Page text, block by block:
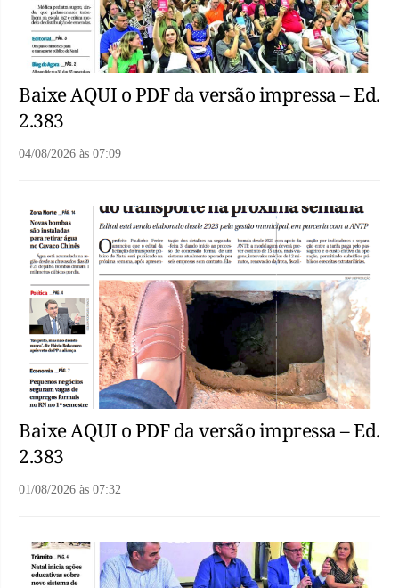
Baixe AQUI o PDF da versão impressa – Ed.
2.383
04/08/2026 às 07:09
Baixe AQUI o PDF da versão impressa – Ed.
2.383
01/08/2026 às 07:32